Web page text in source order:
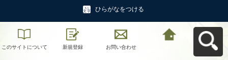
ひらがなをつける
このサイトについて 新規登録 お問い合わせ